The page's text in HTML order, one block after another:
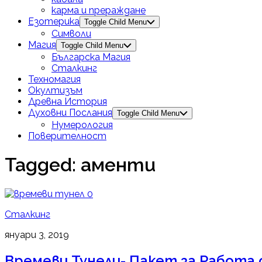
карма и прераждане
Езотерика Toggle Child Menu
Символи
Магия Toggle Child Menu
Българска Магия
Сталкинг
Техномагия
Окултизъм
Древна История
Духовни Послания Toggle Child Menu
Нумерология
Поверителност
Tagged: аменти
0
Сталкинг
януари 3, 2019